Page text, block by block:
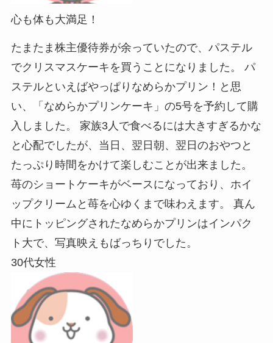
心も体も大満足！
たまたま株主優待券が余っていたので、パステル
でクリスマスケーキを買うことになりました。 パ
ステルといえばやっぱりなめらかプリン！と思
い、「なめらかプリンケーキ」の5号を予約して購
入しました。 家族3人で食べるには大きすぎるかな
と心配でしたが、当日、翌日朝、翌日のおやつと
たっぷり時間をかけて楽しむことが出来ました。
苺のショートケーキがベースになっており、ホイ
ップクリームと苺を心ゆくまで味わえます。 真ん
中にトッピングされたなめらかプリンはインパク
ト大で、写真映えもばっちりでした。
30代女性